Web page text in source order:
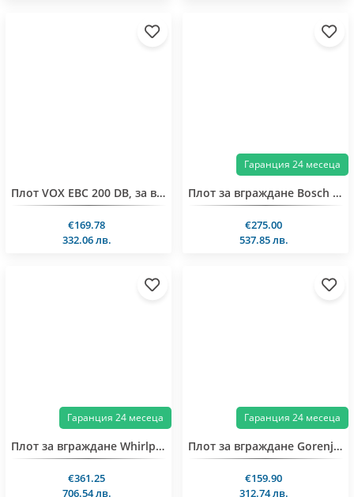
Плот VOX EBC 200 DB, за вграждане
€169.78
332.06 лв.
Гаранция 24 месеца
Плот за вграждане Bosch PKK611BB2E
€275.00
537.85 лв.
Гаранция 24 месеца
Плот за вграждане Whirlpool WB S2560 NE
€361.25
706.54 лв.
Гаранция 24 месеца
Плот за вграждане Gorenje ECT321BCSC
€159.90
312.74 лв.